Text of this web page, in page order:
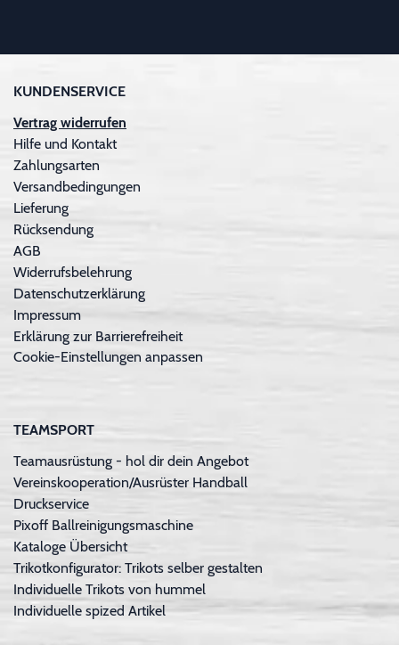
KUNDENSERVICE
Vertrag widerrufen
Hilfe und Kontakt
Zahlungsarten
Versandbedingungen
Lieferung
Rücksendung
AGB
Widerrufsbelehrung
Datenschutzerklärung
Impressum
Erklärung zur Barrierefreiheit
Cookie-Einstellungen anpassen
TEAMSPORT
Teamausrüstung - hol dir dein Angebot
Vereinskooperation/Ausrüster Handball
Druckservice
Pixoff Ballreinigungsmaschine
Kataloge Übersicht
Trikotkonfigurator: Trikots selber gestalten
Individuelle Trikots von hummel
Individuelle spized Artikel